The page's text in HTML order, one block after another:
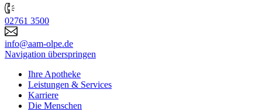
02761 3500
info@aam-olpe.de
Navigation überspringen
Ihre Apotheke
Leistungen & Services
Karriere
Die Menschen